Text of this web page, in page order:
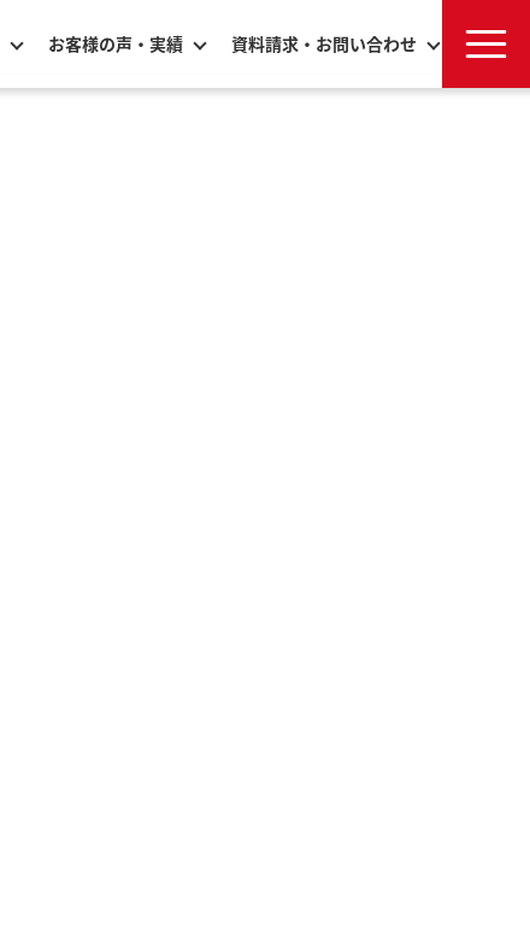
お客様の声・実績 資料請求・お問い合わせ